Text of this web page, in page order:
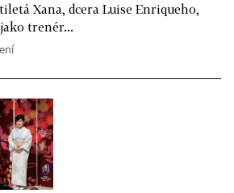
Xana, dcera Luise Enriqueho,
trenér...